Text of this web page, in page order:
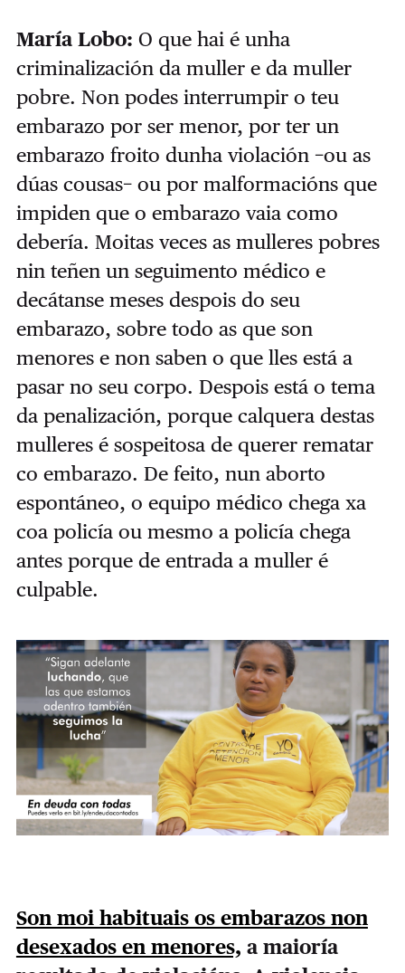
María Lobo: O que hai é unha
criminalización da muller e da muller
pobre. Non podes interrumpir o teu
embarazo por ser menor, por ter un
embarazo froito dunha violación −ou as
dúas cousas− ou por malformacións que
impiden que o embarazo vaia como
debería. Moitas veces as mulleres pobres
nin teñen un seguimento médico e
decátanse meses despois do seu
embarazo, sobre todo as que son
menores e non saben o que lles está a
pasar no seu corpo. Despois está o tema
da penalización, porque calquera destas
mulleres é sospeitosa de querer rematar
co embarazo. De feito, nun aborto
espontáneo, o equipo médico chega xa
coa policía ou mesmo a policía chega
antes porque de entrada a muller é
culpable.
Son moi habituais os embarazos non
desexados en menores, a maioría